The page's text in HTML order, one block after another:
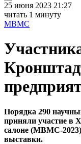
25 июня 2023 21:27
читать 1 минуту
МВМС
Порядка 290
приняли участие в
салоне (МВМС-
выставки.